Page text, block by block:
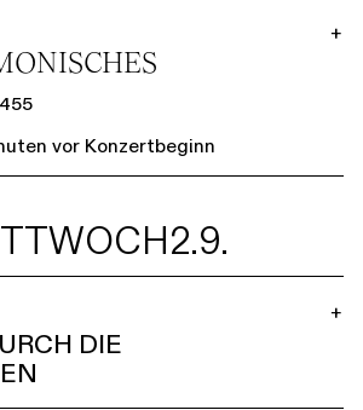
vor Konzertbeginn
+
2.9.
DIE
+